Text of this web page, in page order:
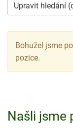
Upravit hledání
Bohužel jsme
pozice.
Našli jsme